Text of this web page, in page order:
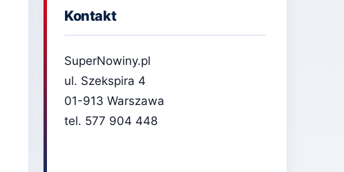
Kontakt
SuperNowiny.pl
ul. Szekspira 4
01-913 Warszawa
tel. 577 904 448